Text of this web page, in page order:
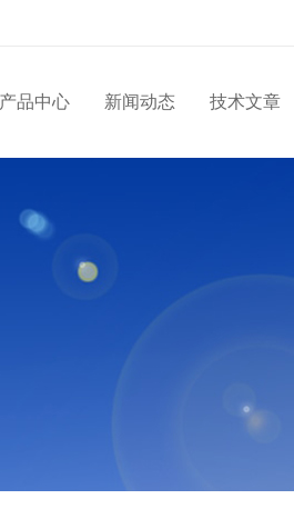
产品中心 新闻动态 技术文章